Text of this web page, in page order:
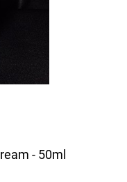
- 50ml